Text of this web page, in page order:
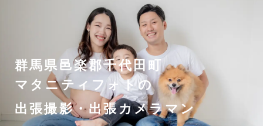
群馬県邑楽郡千代田町
マタニティフォトの
出張撮影・出張カメラマン